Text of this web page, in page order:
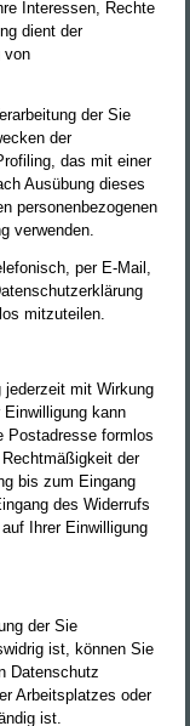
Interessen, Rechte
dient der
von
der Sie
der
das mit einer
Ausübung dieses
personenbezogenen
verwenden.
per E-Mail,
mitzuteilen.
jederzeit mit Wirkung
kann
Postadresse formlos
der
bis zum Eingang
des Widerrufs
Ihrer Einwilligung
der Sie
ist, können Sie
Datenschutz
Arbeitsplatzes oder
ist.